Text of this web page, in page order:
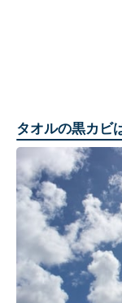
タオルの黒カビ